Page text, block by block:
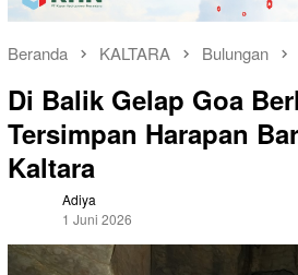
Beranda KALTARA Bulungan
Di Balik Gelap Goa
Tersimpan Harapan
Kaltara
Adiya
1 Juni 2026